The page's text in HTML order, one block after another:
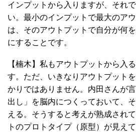
インプットから入りますが、それ
い。最小のインプットで最大のア
は、そのアウトプットで自分が何
にすることです。
【楠木】私もアウトプットから入
す。ただ、いきなりアウトプット
かりではありません。内田さんが
出し」を脳内につくっておいて、
える。そうすると考えが熟成され
トのプロトタイプ（原型）が見えて